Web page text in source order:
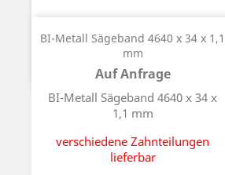
BI-Metall Sägeband 4640 x 34 x 1,1
mm
Auf Anfrage
Preis
BI-Metall Sägeband 4640 x 34 x
1,1 mm
verschiedene Zahnteilungen
lieferbar